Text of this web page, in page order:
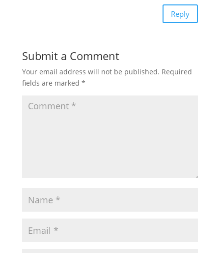
Reply
Submit a Comment
Your email address will not be published. Required
fields are marked *